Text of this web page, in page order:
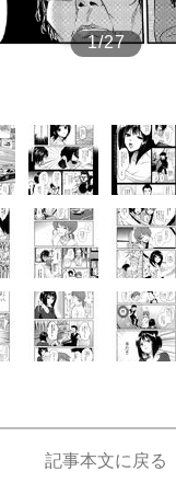
1/27
記事本文に戻る